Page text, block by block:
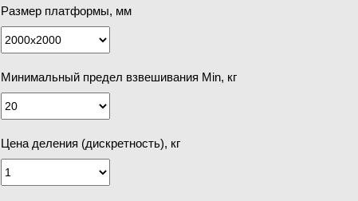
Размер платформы, мм
Минимальный предел взвешивания Min, кг
Цена деления (дискретность), кг